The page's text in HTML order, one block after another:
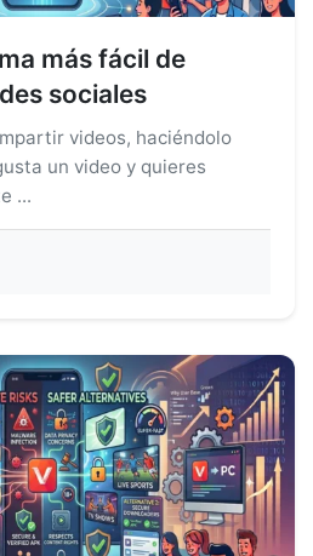
más fácil de
sociales
videos, haciéndolo
un video y quieres
...